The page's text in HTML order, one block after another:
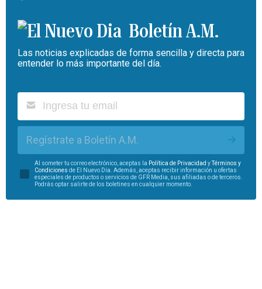
Boletín A.M.
Las noticias explicadas de forma sencilla y directa para
entender lo más importante del día.
Regístrate a Boletín A.M.
Al someter tu correo electrónico, aceptas la Política de Privacidad yTérminos y
Condiciones de El Nuevo Día. Además, aceptas recibir información u ofertas
especiales de productos o servicios de GFR Media, sus afiliadas o de terceros.
Podrás optar salirte de los boletines en cualquier momento.